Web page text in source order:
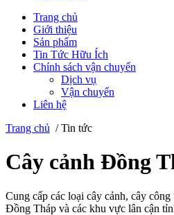
Trang chủ
Giới thiệu
Sản phẩm
Tin Tức Hữu Ích
Chính sách vận chuyển
Dịch vụ
Vận chuyển
Liên hệ
Trang chủ /Tin tức
Cây cảnh Đồng
Cung cấp các loại cây cảnh, cây
Đồng Tháp và các khu vực lân cận